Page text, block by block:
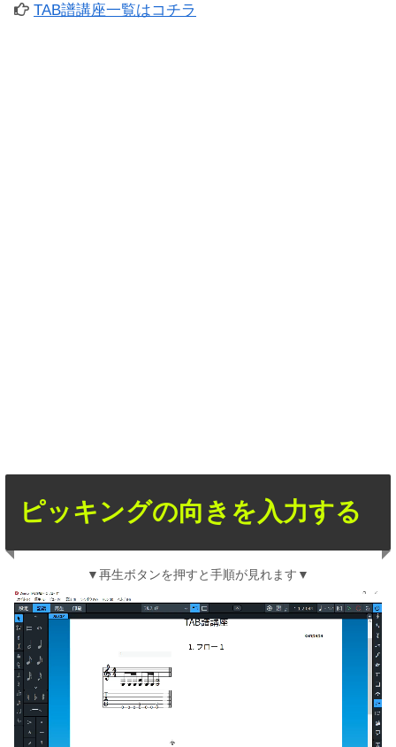
TAB譜講座一覧はコチラ
ピッキングの向きを入力する
▼再生ボタンを押すと手順が見れます▼
動
画
プ
レ
ー